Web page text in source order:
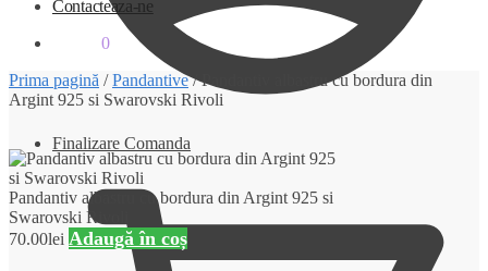
Finalizare Comanda
Contacteaza-ne
0
Prima pagină /Pandantive/Pandantiv albastru cu bordura din
Argint 925 si Swarovski Rivoli
Pandantiv albastru cu bordura din Argint 925 si
Swarovski Rivoli
70.00lei Adaugă în coș